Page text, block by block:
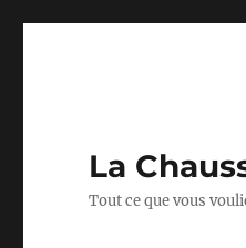
La
Tout ce que vous